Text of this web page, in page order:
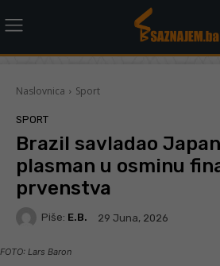
Naslovnica Sport
SPORT
Brazil savladao
plasman u osminu
prvenstva
Piše: E.B. 29 Juna, 2026
FOTO: Lars Baron